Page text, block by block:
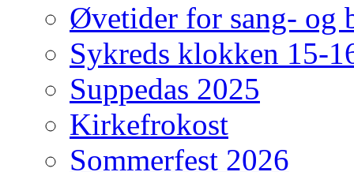
Øvetider for sang- og
Sykreds klokken 15-
Suppedas 2025
Kirkefrokost
Sommerfest 2026